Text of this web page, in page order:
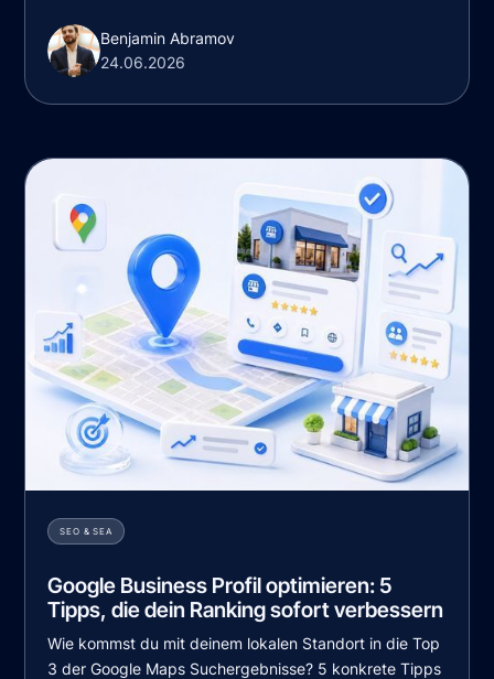
Benjamin Abramov
24.06.2026
SEO & SEA
Google Business Profil optimieren: 5
Tipps, die dein Ranking sofort verbessern
Wie kommst du mit deinem lokalen Standort in die Top
3 der Google Maps Suchergebnisse? 5 konkrete Tipps